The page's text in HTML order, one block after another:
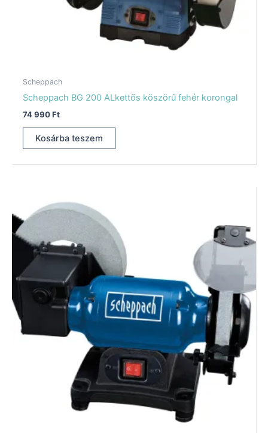
Scheppach
Scheppach BG 200 ALkettős köszörű fehér korongal
74 990Ft
Kosárba teszem